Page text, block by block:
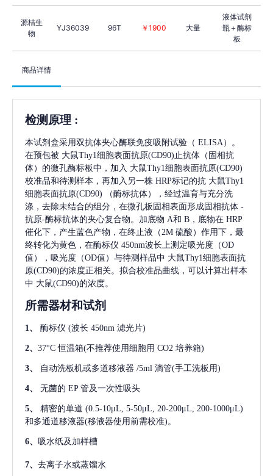
源桔生
物
YJ36039 96T ￥1900 大量
液体试剂
瓶＋酶标
板
商品详情
检测原理 :
本试剂盒采用双抗体夹心酶联免疫吸附试验（ ELISA）。
在预包被 大鼠Thy1细胞表面抗原(CD90)止抗体（固相抗
体）的微孔酶标板中，加入 大鼠Thy1细胞表面抗原(CD90)
校准品和待测样本，再加入另一株 HRP标记的抗 大鼠Thy1
细胞表面抗原(CD90)
（酶标抗体），经过温育与充分洗
涤，去除未结合的组分，在微孔板固相表面形成固相抗体 -
抗原-酶标抗体的夹心复合物。加底物 A和 B，底物在 HRP
催化下，产生蓝色产物，在终止液（2M 硫酸）作用下，最
终转化为黄色，在酶标仪 450nm波长上测定吸光度（OD
值），吸光度（OD值）与待测样品中 大鼠Thy1细胞表面抗
原(CD90)的浓度正相关。拟合校准品曲线，可以计算出样本
中 大鼠(CD90)的浓度。
所需器材和试剂
1、 酶标仪 (波长 450nm 滤光片)
2、 37°C 恒温箱(不推荐使用细胞用 CO2 培养箱)
3、 自动洗板机或多道移液器 /5ml 滴管(手工洗板用)
4、 无菌的 EP 管及一次性吸头
5、 精密的单道 (0.5-10μL, 5-50μL, 20-200μL, 200-1000μL)
和多通道移液器(移液器使用前需校准)。
6、 吸水纸及加样槽
7、 去离子水或蒸馏水